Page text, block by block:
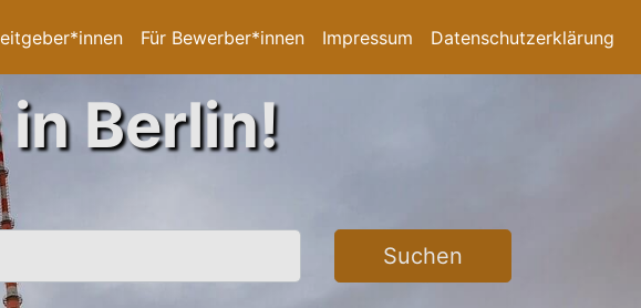
Für Bewerber*innen Impressum Datenschutzerklärung
Berlin!
Suchen